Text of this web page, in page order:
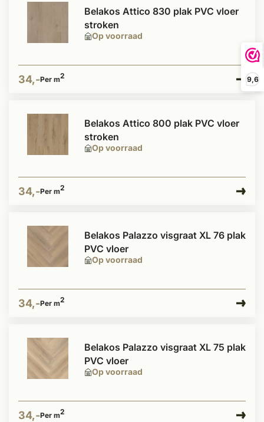
9,6
Op voorraad
Belakos Attico 830 plak PVC vloer
stroken
34,-Per m2
Op voorraad
Belakos Attico 800 plak PVC vloer
stroken
34,-Per m2
Op voorraad
Belakos Palazzo visgraat XL 76 plak
PVC vloer
34,-Per m2
Op voorraad
Belakos Palazzo visgraat XL 75 plak
PVC vloer
34,-Per m2